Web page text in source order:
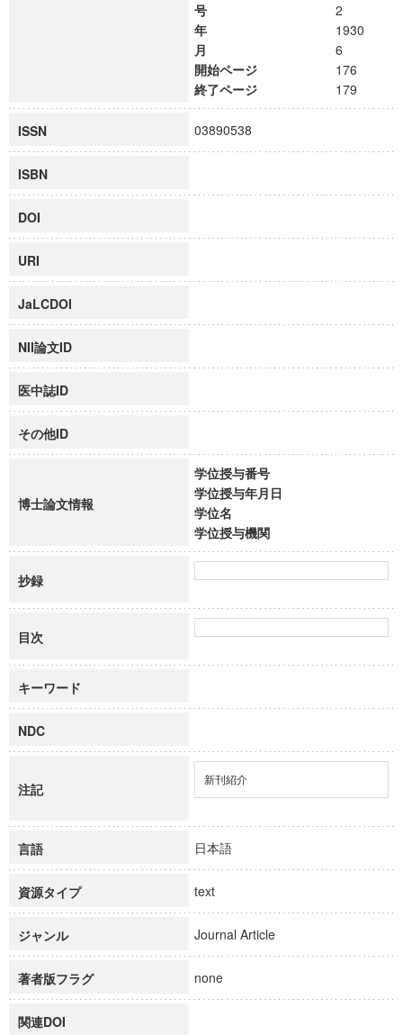
号
2
年
1930
月
6
開始ページ
176
終了ページ
179
ISSN 03890538
ISBN
DOI
URI
JaLCDOI
NII論文ID
医中誌ID
その他ID
博士論文情報
学位授与番号
学位授与年月日
学位名
学位授与機関
抄録
目次
キーワード
NDC
注記
新刊紹介
言語 日本語
資源タイプ text
ジャンル Journal Article
著者版フラグ none
関連DOI